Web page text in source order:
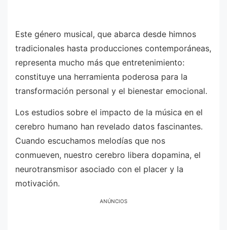
Este género musical, que abarca desde himnos
tradicionales hasta producciones contemporáneas,
representa mucho más que entretenimiento:
constituye una herramienta poderosa para la
transformación personal y el bienestar emocional.
Los estudios sobre el impacto de la música en el
cerebro humano han revelado datos fascinantes.
Cuando escuchamos melodías que nos
conmueven, nuestro cerebro libera dopamina, el
neurotransmisor asociado con el placer y la
motivación.
ANÚNCIOS